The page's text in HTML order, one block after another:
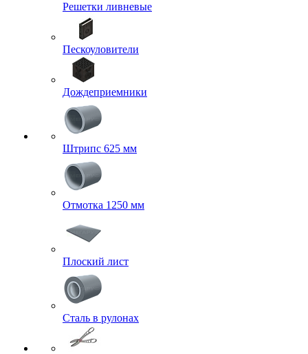
Решетки ливневые
Пескоуловители
Дождеприемники
Штрипс 625 мм
Отмотка 1250 мм
Плоский лист
Сталь в рулонах